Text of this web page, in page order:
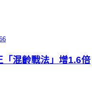
混齡戰法」增1.6倍